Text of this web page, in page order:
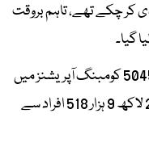
کر چکے تھے، تاہم بروقت
گیا۔
سی ٹی ڈی کے مطابق رواں ماہ کے دوران 5045 کومبنگ آپریشنز میں
604 مشتبہ افراد کو گرفتار کیا گیا جبکہ 2 لاکھ 9 ہزار 518 افراد سے